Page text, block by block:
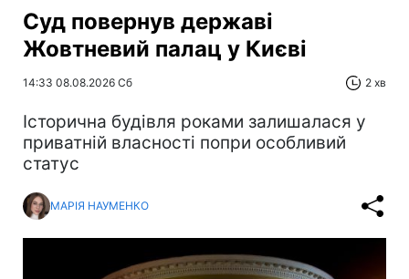
Суд повернув державі
Жовтневий палац у Києві
14:33 08.08.2026 Сб 2 хв
Історична будівля роками залишалася у
приватній власності попри особливий
статус
МАРІЯ НАУМЕНКО